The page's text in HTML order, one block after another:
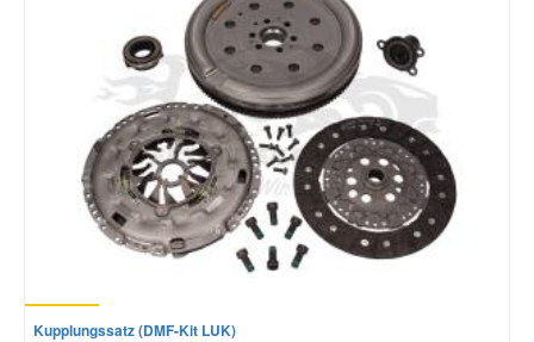
Kupplungssatz (DMF-Kit LUK)